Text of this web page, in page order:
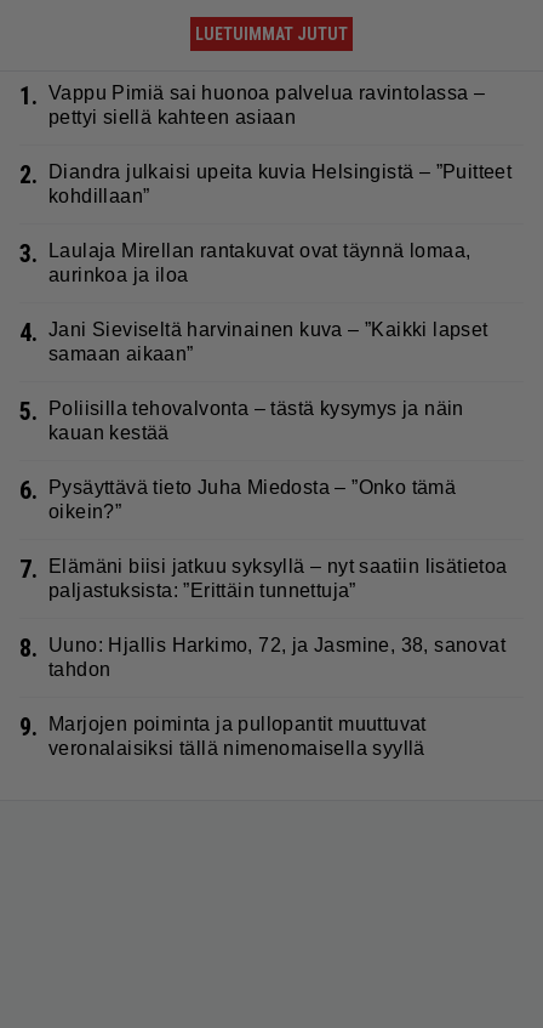
LUETUIMMAT JUTUT
1. Vappu Pimiä sai huonoa palvelua ravintolassa –
pettyi siellä kahteen asiaan
2.
Diandra julkaisi upeita kuvia Helsingistä – ”Puitteet
kohdillaan”
3.
Laulaja Mirellan rantakuvat ovat täynnä lomaa,
aurinkoa ja iloa
4. Jani Sieviseltä harvinainen kuva – ”Kaikki lapset
samaan aikaan”
5.
Poliisilla tehovalvonta – tästä kysymys ja näin
kauan kestää
6.
Pysäyttävä tieto Juha Miedosta – ”Onko tämä
oikein?”
7.
Elämäni biisi jatkuu syksyllä – nyt saatiin lisätietoa
paljastuksista: ”Erittäin tunnettuja”
8.
Uuno: Hjallis Harkimo, 72, ja Jasmine, 38, sanovat
tahdon
9.
Marjojen poiminta ja pullopantit muuttuvat
veronalaisiksi tällä nimenomaisella syyllä